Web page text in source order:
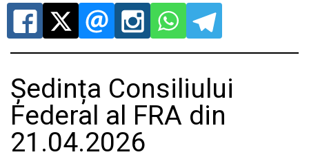
Ședința Consiliului
Federal al FRA din
21.04.2026